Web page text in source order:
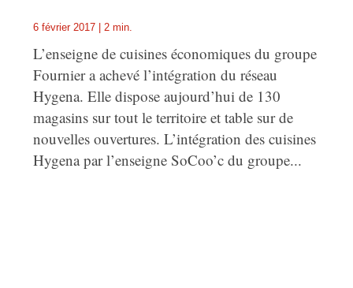
6 février 2017 2 min.
L’enseigne de cuisines économiques du groupe
Fournier a achevé l’intégration du réseau
Hygena. Elle dispose aujourd’hui de 130
magasins sur tout le territoire et table sur de
nouvelles ouvertures. L’intégration des cuisines
Hygena par l’enseigne SoCoo’c du groupe...